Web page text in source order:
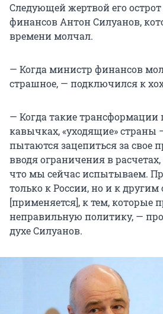
Следующей жертвой его
финансов Антон Силуанов,
времени молчал.
— Когда министр финансов
страшное, — подключился к
— Когда такие трансформации
кавычках, «уходящие» страны
пытаются зацепиться за свое
вводя ограничения в
что мы сейчас испытываем.
только к России, но и к другим
[применяется], к тем, которые
неправильную политику, —
духе Силуанов.